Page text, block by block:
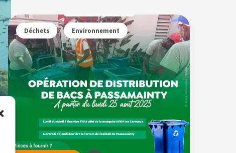
Déchets Environnement